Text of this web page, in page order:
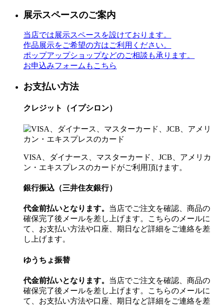
展示スペースのご案内
当店では展示スペースを設けております。
作品展示をご希望の方はご利用ください。
ポップアップショップなどのご相談も承ります。
お申込みフォームもこちら
お支払い方法
クレジット（イプシロン）
VISA、ダイナース、マスターカード、JCB、アメリカ
ン・エキスプレスのカードがご利用頂けます。
銀行振込（三井住友銀行）
代金前払いとなります。 当店でご注文を確認、商品の
確保完了後メールを差し上げます。こちらのメールに
て、お支払い方法や口座、期日など詳細をご連絡を差
し上げます。
ゆうちょ振替
代金前払いとなります。 当店でご注文を確認、商品の
確保完了後メールを差し上げます。こちらのメールに
て、お支払い方法や口座、期日など詳細をご連絡を差